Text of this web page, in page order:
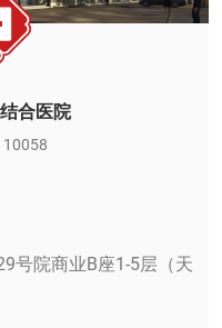
合医院
号院商业B座1-5层（天